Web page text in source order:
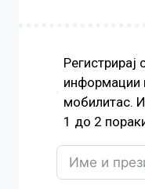
Регистрирај
информации
мобилитас.
1 до 2